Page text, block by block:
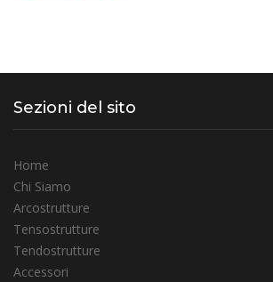
Sezioni del sito
Home
Chi Siamo
Arcostrutture
Tensostrutture
Tendostrutture
Accessori